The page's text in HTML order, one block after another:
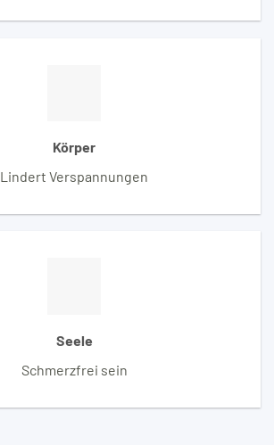
Körper
Lindert Verspannungen
Seele
Schmerzfrei sein